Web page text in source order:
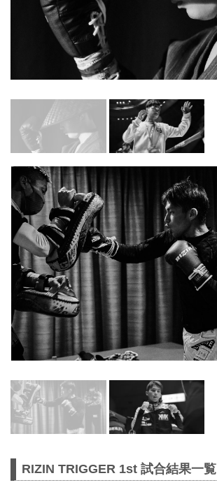
RIZIN TRIGGER 1st 試合結果一覧